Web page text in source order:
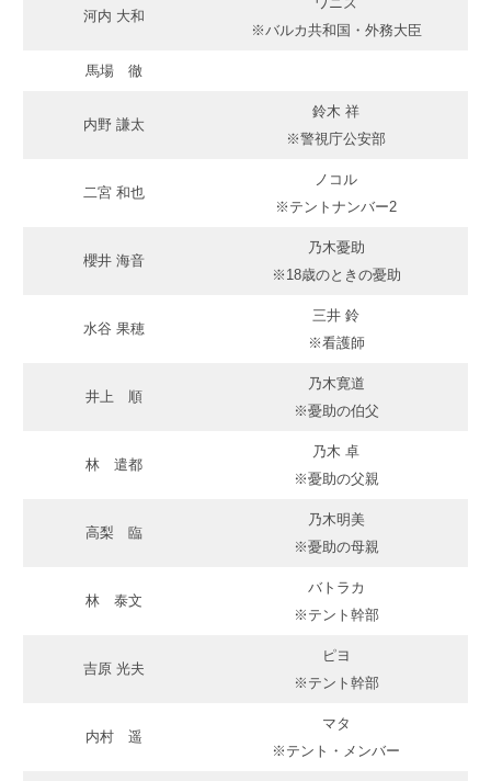
河内 大和
※バルカ共和国・外務大臣
馬場 徹
内野 謙太
鈴木 祥
※警視庁公安部
二宮 和也
ノコル
※テントナンバー2
櫻井 海音
乃木憂助
※18歳のときの憂助
水谷 果穂
三井 鈴
※看護師
井上 順
乃木寛道
※憂助の伯父
林 遣都
乃木 卓
※憂助の父親
高梨 臨
乃木明美
※憂助の母親
林 泰文
バトラカ
※テント幹部
吉原 光夫
ピヨ
※テント幹部
内村 遥
マタ
※テント・メンバー